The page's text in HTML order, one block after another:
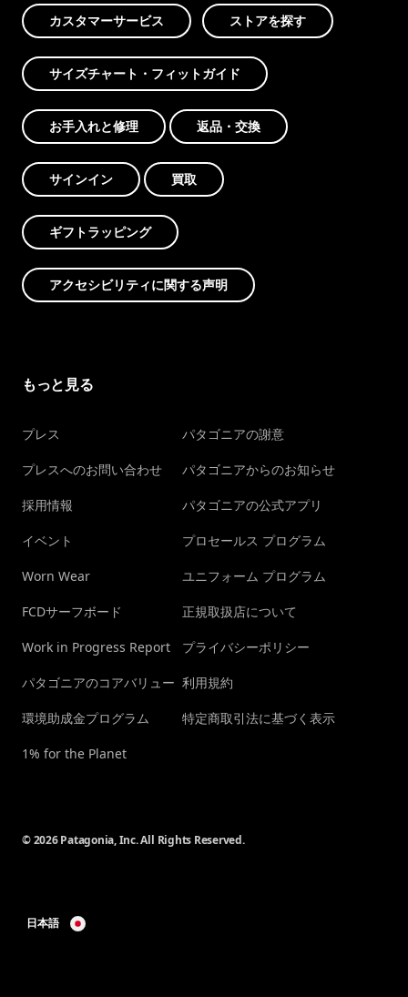
カスタマーサービス ストアを探す
サイズチャート・フィットガイド
お手入れと修理 返品・交換
サインイン 買取
ギフトラッピング
アクセシビリティに関する声明
もっと見る
プレス
プレスへのお問い合わせ
採用情報
イベント
Worn Wear
FCDサーフボード
Work in Progress Report
パタゴニアのコアバリュー
環境助成金プログラム
1% for the Planet
パタゴニアの謝意
パタゴニアからのお知らせ
パタゴニアの公式アプリ
プロセールス プログラム
ユニフォーム プログラム
正規取扱店について
プライバシーポリシー
利用規約
特定商取引法に基づく表示
© 2026 Patagonia, Inc. All Rights Reserved.
日本語